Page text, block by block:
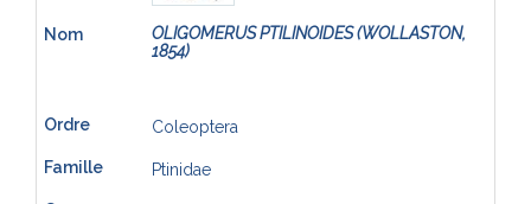
OLIGOMERUS PTILINOIDES (WOLLASTON,
1854)
Coleoptera
Ptinidae